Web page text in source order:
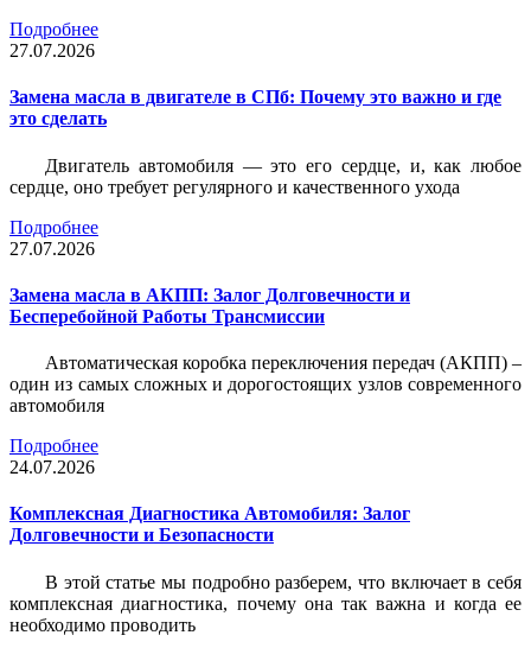
Подробнее
27.07.2026
Замена масла в двигателе в СПб: Почему это важно и где
это сделать
Двигатель автомобиля — это его сердце, и, как любое
сердце, оно требует регулярного и качественного ухода
Подробнее
27.07.2026
Замена масла в АКПП: Залог Долговечности и
Бесперебойной Работы Трансмиссии
Автоматическая коробка переключения передач (АКПП) –
один из самых сложных и дорогостоящих узлов современного
автомобиля
Подробнее
24.07.2026
Комплексная Диагностика Автомобиля: Залог
Долговечности и Безопасности
В этой статье мы подробно разберем, что включает в себя
комплексная диагностика, почему она так важна и когда ее
необходимо проводить